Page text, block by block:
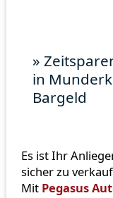
»
in
Bargeld
Es ist Ihr
sicher zu
Mit Pegasus